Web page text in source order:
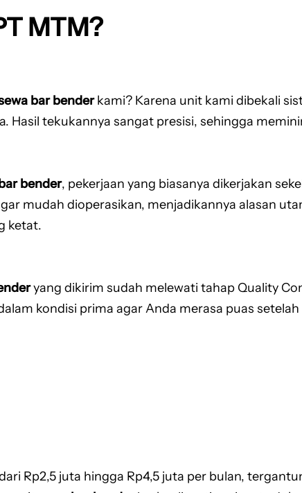
MTM?
bar benderkami? Karena unit kami dibekali
tekukannya sangat presisi, sehingga
bender, pekerjaan yang biasanya dikerjakan
mudah dioperasikan, menjadikannya alasan
ketat.
yang dikirim sudah melewati tahap Quality
kondisi prima agar Anda merasa puas
Rp2,5 juta hingga Rp4,5 juta per bulan,